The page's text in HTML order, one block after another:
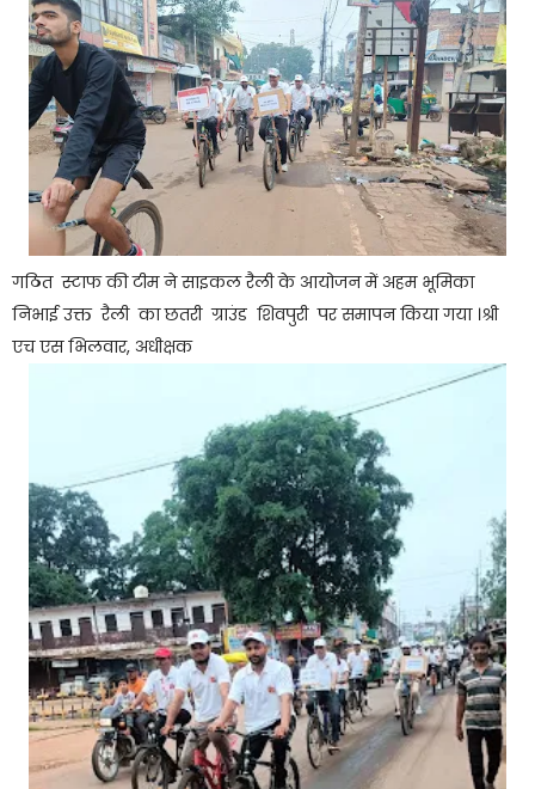
गठित स्टाफ की टीम ने साइकल रैली के आयोजन में अहम भूमिका
निभाई उक्त रैली का छतरी ग्राउंड शिवपुरी पर समापन किया गया ।श्री
एच एस भिलवार, अधीक्षक